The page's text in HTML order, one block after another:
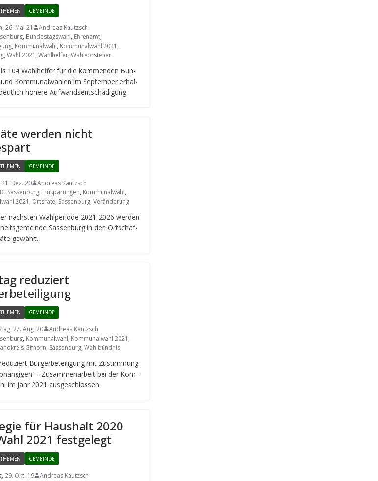
GEMEINDE
26. Mai 21
Andreas Kautzsch
, Bundestagswahl, Ehrenamt,
, Kommunalwahl, Kommunalwahl 2021 ,
, Wahl 2021 , Wahlhelfer, Wahlvorsteher
104 Wahl­hel­fer für die kom­men­den Bun­
Kom­mu­nal­wah­len im Sep­tem­ber erhal­
höhere Aufwandsentschädigung.
wer­den nicht
GEMEINDE
Dez. 20
Andreas Kautzsch
Sassenburg, Einsparungen, Kommunalwahl,
2021 , Ortsräte, Sassenburg, Veränderung
nächs­ten Wahl­pe­ri­ode 2021-2026 wer­den
Sas­sen­burg in den Ort­schaf­
gewählt.
redu­ziert
GEMEINDE
27. Aug. 20
Andreas Kautzsch
, Kommunalwahl, Kommunalwahl 2021 ,
Gifhorn, Sassenburg, Wahlbündnis
Bür­ger­be­tei­li­gung mit Zustim­mung
- Zusam­men­ar­beit bei der Kom­
im Jahr 2021 ausgeschlossen.
für Haus­halt 2020
2021 festgelegt
GEMEINDE
29. Okt. 19
Andreas Kautzsch